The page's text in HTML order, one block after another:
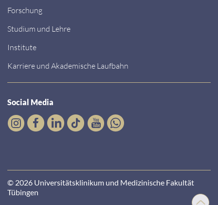
Nach
Forschung
Studium und Lehre
Institute
Karriere und Akademische Laufbahn
Social Media
© 2026 Universitätsklinikum und Medizinische Fakultät
Tübingen